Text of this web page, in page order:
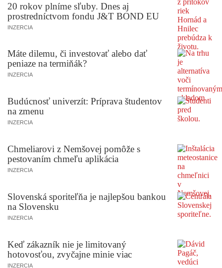
20 rokov plníme sľuby. Dnes aj
prostredníctvom fondu J&T BOND EU
INZERCIA
Máte dilemu, či investovať alebo dať
peniaze na termiňák?
INZERCIA
Budúcnosť univerzít: Príprava študentov
na zmenu
INZERCIA
Chmeliarovi z Nemšovej pomôže s
pestovaním chmeľu aplikácia
INZERCIA
Slovenská sporiteľňa je najlepšou bankou
na Slovensku
INZERCIA
Keď zákazník nie je limitovaný
hotovosťou, zvyčajne minie viac
INZERCIA